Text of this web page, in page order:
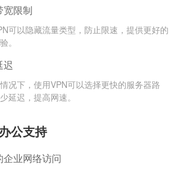
宽限制
可以隐藏流量类型，防止限速，提供更好的
。
迟
况下，使用VPN可以选择更快的服务器路
延迟，提高网速。
公支持
企业网络访问